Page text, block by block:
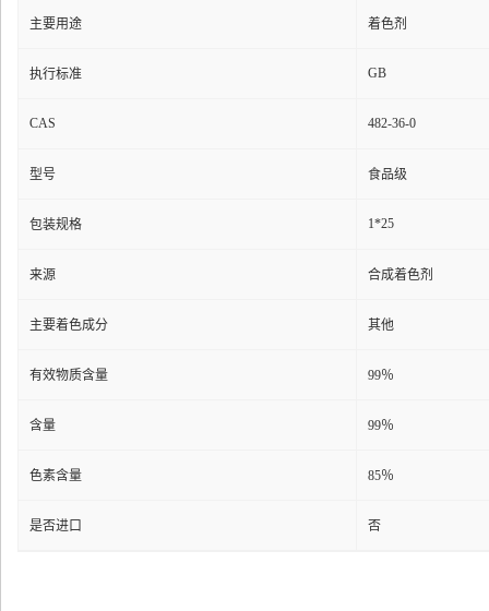
主要用途 着色剂
执行标准 GB
CAS 482-36-0
型号 食品级
包装规格 1*25
来源 合成着色剂
主要着色成分 其他
有效物质含量 99％
含量 99％
色素含量 85％
是否进口 否